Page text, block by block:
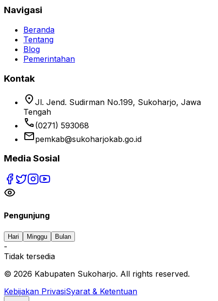
Navigasi
Beranda
Tentang
Blog
Pemerintahan
Kontak
location_on Jl. Jend. Sudirman No.199, Sukoharjo, Jawa
Tengah
phone (0271) 593068
emailpemkab@sukoharjokab.go.id
Media Sosial
Pengunjung
Hari Minggu Bulan
-
Tidak tersedia
© 2026 Kabupaten Sukoharjo. All rights reserved.
Kebijakan PrivasiSyarat & Ketentuan